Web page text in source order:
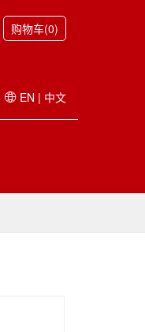
购物车(0)
EN | 中文